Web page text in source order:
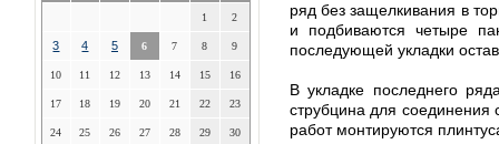
1 2
3 4 5 6 7 8 9
10 11 12 13 14 15 16
17 18 19 20 21 22 23
24 25 26 27 28 29 30
ряд без защелкивания в
и подбиваются четыре
последующей укладки
В укладке последнего
струбцина для
работ монтируются